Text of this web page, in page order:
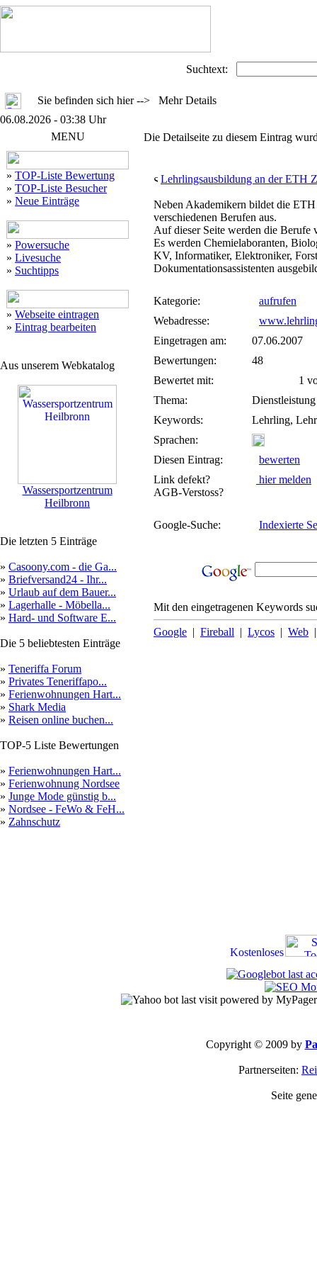
Suchtext:
Sie befinden sich hier --> Mehr Details
06.08.2026 - 03:38 Uhr
MENU
» TOP-Liste Bewertung
» TOP-Liste Besucher
» Neue Einträge
» Powersuche
» Livesuche
» Suchtipps
» Webseite eintragen
» Eintrag bearbeiten
Aus unserem Webkatalog
Wassersportzentrum
Heilbronn
Die letzten 5 Einträge
» Casoony.com - die Ga...
» Briefversand24 - Ihr...
» Urlaub auf dem Bauer...
» Lagerhalle - Möbella...
» Hard- und Software E...
Die 5 beliebtesten Einträge
» Teneriffa Forum
» Privates Teneriffapo...
» Ferienwohnungen Hart...
» Shark Media
» Reisen online buchen...
TOP-5 Liste Bewertungen
» Ferienwohnungen Hart...
» Ferienwohnung Nordsee
» Junge Mode günstig b...
» Nordsee - FeWo & FeH...
» Zahnschutz
Die Detailseite zu diesem Eintrag
Lehrlingsausbildung an der ETH
Neben Akademikern bildet die
verschiedenen Berufen aus.
Auf dieser Seite werden die Berufe
Es werden Chemielaboranten,
KV, Informatiker, Elektroniker,
Dokumentationsassistenten
Kategorie:
aufrufen
Webadresse:
Eingetragen am:
07.06.2007
Bewertungen:
48
Bewertet mit:
1
Thema:
Dienstleistung
Keywords:
Lehrling,
Sprachen:
Diesen Eintrag:
bewerten
Link defekt?
AGB-Verstoss?
hier melden
Google-Suche: Indexierte
Mit den eingetragenen Keywords
Google | Fireball | Lycos | Web
Copyright © 2009 by
Partnerseiten:
Seite